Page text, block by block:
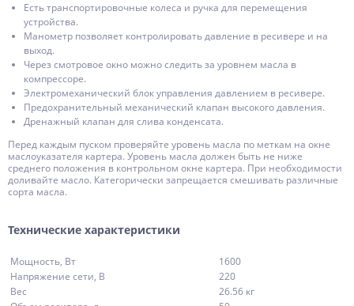
Есть транспортировочные колеса и ручка для перемещения
устройства.
Манометр позволяет контролировать давление в ресивере и на
выход.
Через смотровое окно можно следить за уровнем масла в
компрессоре.
Электромеханический блок управления давлением в ресивере.
Предохранительный механический клапан высокого давления.
Дренажный клапан для слива конденсата.
Перед каждым пуском проверяйте уровень масла по меткам на окне
маслоуказателя картера. Уровень масла должен быть не ниже
среднего положения в контрольном окне картера. При необходимости
доливайте масло. Категорически запрещается смешивать различные
сорта масла.
Технические характеристики
Мощность, Вт
1600
Напряжение сети, В
220
Вес
26.56 кг